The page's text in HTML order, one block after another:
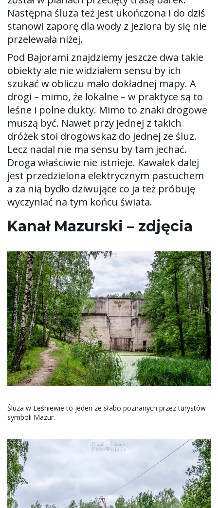
Następna śluza też jest ukończona i do dziś
stanowi zaporę dla wody z jeziora by się nie
przelewała niżej.
Pod Bajorami znajdziemy jeszcze dwa takie
obiekty ale nie widziałem sensu by ich
szukać w obliczu mało dokładnej mapy. A
drogi – mimo, że lokalne – w praktyce są to
leśne i polne dukty. Mimo to znaki drogowe
muszą być. Nawet przy jednej z takich
dróżek stoi drogowskaz do jednej ze śluz.
Lecz nadal nie ma sensu by tam jechać.
Droga właściwie nie istnieje. Kawałek dalej
jest przedzielona elektrycznym pastuchem
a za nią bydło dziwujące co ja też próbuję
wyczyniać na tym końcu świata.
Kanał Mazurski – zdjęcia
Śluza w Leśniewie to jeden ze słabo poznanych przez turystów
symboli Mazur.